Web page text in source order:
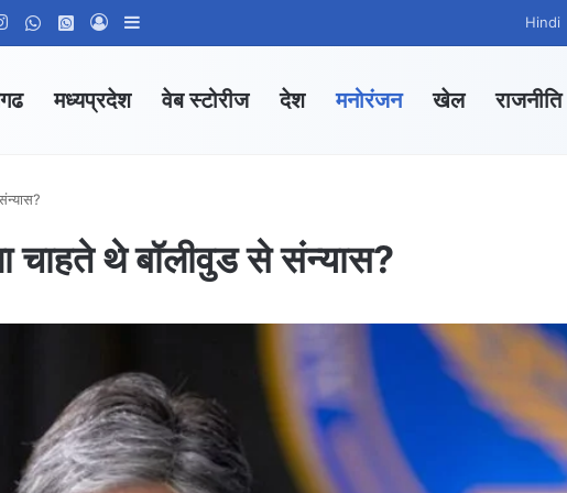
InstagramWhatsApp Channel
WhatsApp Group
Log In Hindi
मध्यप्रदेश वेब स्टोरीज देश मनोरंजन खेल राजनीति
चाहते थे बॉलीवुड से संन्यास?